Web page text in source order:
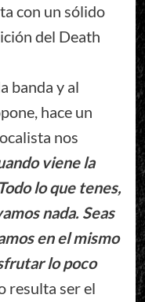
con un sólido
del Death
banda y al
hace un
nos
viene la
lo que tenes,
nada. Seas
en el mismo
lo poco
resulta ser el